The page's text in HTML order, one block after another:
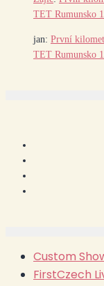
TET Rumunsko
jan: První
TET Rumunsko
Custom
FirstCzech